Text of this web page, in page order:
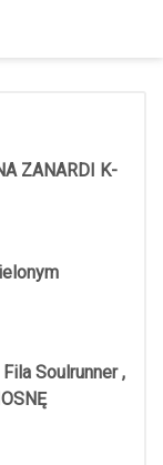
ZANARDI K-
Soulrunner ,